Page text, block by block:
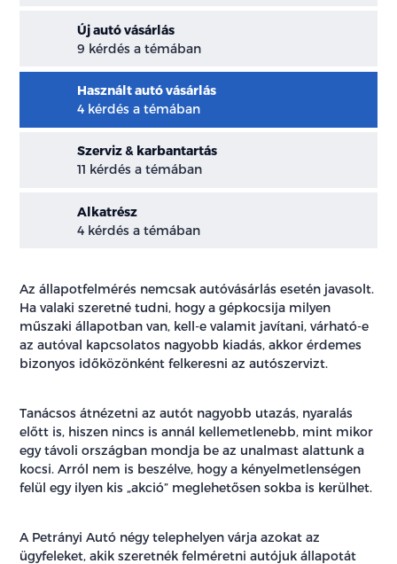
Új autó vásárlás
9 kérdés a témában
Használt autó vásárlás
4 kérdés a témában
Szerviz & karbantartás
11 kérdés a témában
Alkatrész
4 kérdés a témában
Az állapotfelmérés nemcsak autóvásárlás esetén javasolt.
Ha valaki szeretné tudni, hogy a gépkocsija milyen
műszaki állapotban van, kell-e valamit javítani, várható-e
az autóval kapcsolatos nagyobb kiadás, akkor érdemes
bizonyos időközönként felkeresni az autószervizt.
Tanácsos átnézetni az autót nagyobb utazás, nyaralás
előtt is, hiszen nincs is annál kellemetlenebb, mint mikor
egy távoli országban mondja be az unalmast alattunk a
kocsi. Arról nem is beszélve, hogy a kényelmetlenségen
felül egy ilyen kis „akció” meglehetősen sokba is kerülhet.
A Petrányi Autó négy telephelyen várja azokat az
ügyfeleket, akik szeretnék felméretni autójuk állapotát